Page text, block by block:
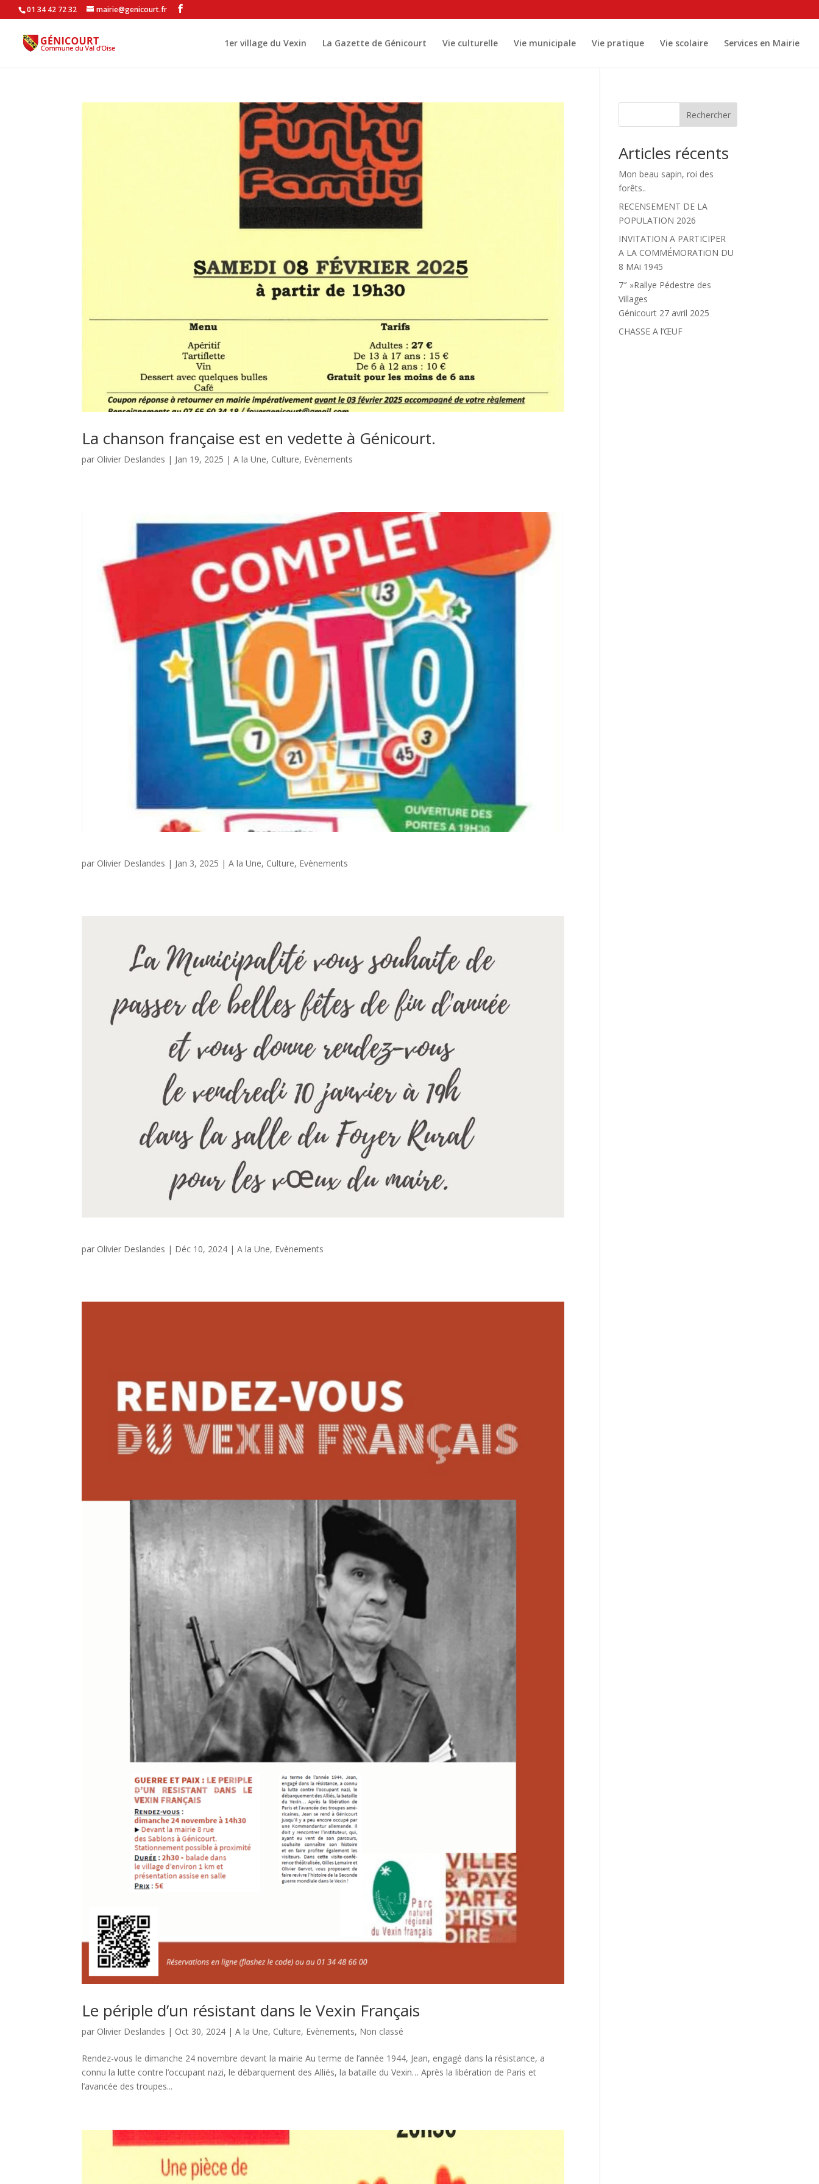
01 34 42 72 32 mairie@genicourt.fr
1er village du Vexin La Gazette de Génicourt Vie culturelle Vie municipale Vie pratique Vie scolaire Services en Mairie
La chanson française est en vedette à Génicourt.
par Olivier Deslandes | Jan 19, 2025 |A la Une, Culture, Evènements
par Olivier Deslandes | Jan 3, 2025 |A la Une, Culture, Evènements
par Olivier Deslandes | Déc 10, 2024 |A la Une, Evènements
Le périple d’un résistant dans le Vexin Français
par Olivier Deslandes | Oct 30, 2024 |A la Une, Culture, Evènements, Non classé
Rendez-vous le dimanche 24 novembre devant la mairie Au terme de l’année 1944, Jean, engagé dans la résistance, a
connu la lutte contre l’occupant nazi, le débarquement des Alliés, la bataille du Vexin… Après la libération de Paris et
l’avancée des troupes...
Rechercher
Articles récents
Mon beau sapin, roi des
forêts..
RECENSEMENT DE LA
POPULATION 2026
INVITATION A PARTICIPER
A LA COMMÉMORATiON DU
8 MAi 1945
7″ »Rallye Pédestre des
Villages
Génicourt 27 avril 2025
CHASSE A l’ŒUF